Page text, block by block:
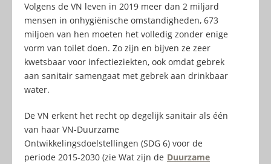
Volgens de VN leven in 2019 meer dan 2 miljard
mensen in onhygiënische omstandigheden, 673
miljoen van hen moeten het volledig zonder enige
vorm van toilet doen. Zo zijn en bijven ze zeer
kwetsbaar voor infectieziekten, ook omdat gebrek
aan sanitair samengaat met gebrek aan drinkbaar
water.
De VN erkent het recht op degelijk sanitair als één
van haar VN-Duurzame
Ontwikkelingsdoelstellingen (SDG 6) voor de
periode 2015-2030 (zie Wat zijn de Duurzame